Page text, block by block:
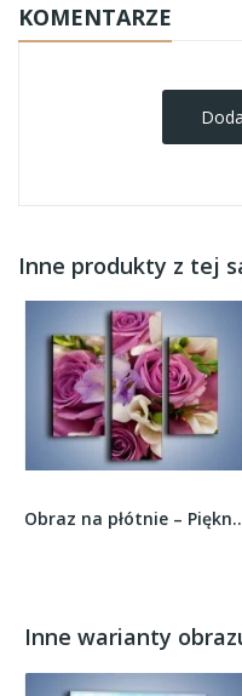
KOMENTARZE
Inne produkty z tej
Obraz na płótnie –
Inne warianty